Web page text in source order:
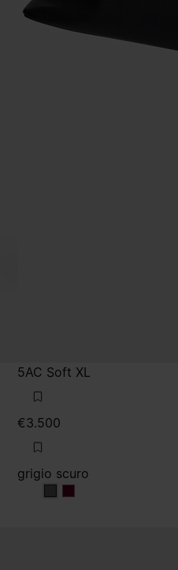
5AC Soft XL
€3.500
grigio scuro
grigio scuro
grigio scuro